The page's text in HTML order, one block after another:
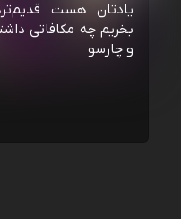
یادتان هست
بخریم چه مکافاتی
و چارسو